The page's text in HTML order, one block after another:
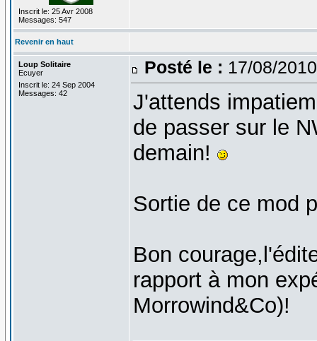
Inscrit le: 25 Avr 2008
Messages: 547
Revenir en haut
Loup Solitaire
Ecuyer
Inscrit le: 24 Sep 2004
Messages: 42
Posté le : 17/08/
J'attends
de passer sur le
demain!
Sortie de ce mod
Bon
rapport à mon
Morrowind&Co)!